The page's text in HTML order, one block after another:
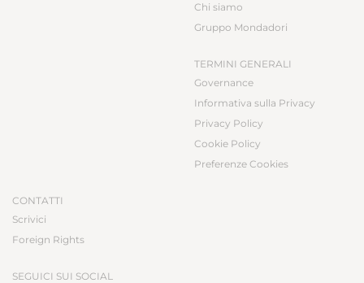
Chi siamo
Gruppo Mondadori
TERMINI GENERALI
Governance
Informativa sulla Privacy
Privacy Policy
Cookie Policy
Preferenze Cookies
CONTATTI
Scrivici
Foreign Rights
SEGUICI SUI SOCIAL